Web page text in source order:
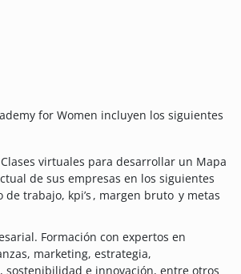
for Women incluyen los siguientes
virtuales para desarrollar un Mapa
de sus empresas en los siguientes
trabajo, kpi’s , margen bruto y metas
Formación con expertos en
marketing, estrategia,
sostenibilidad e innovación, entre otros